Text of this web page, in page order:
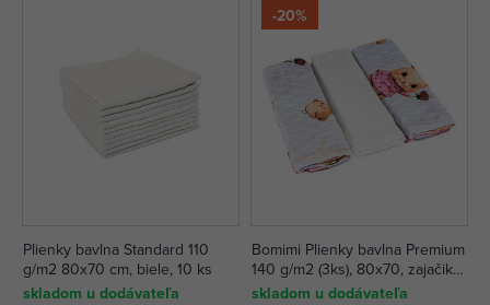
Plienky bavlna Standard 110
g/m2 80x70 cm, biele, 10 ks
skladom u dodávateľa
-20%
Bomimi Plienky bavlna Premium
140 g/m2 (3ks), 80x70, zajačik
ružové
skladom u dodávateľa